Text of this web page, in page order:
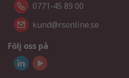
0771-45 89 00
kund@rsonline.se
Följ oss på